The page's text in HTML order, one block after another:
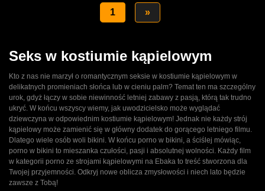
1 »
Seks w kostiumie kąpielowym
Kto z nas nie marzył o romantycznym seksie w kostiumie kąpielowym w
delikatnych promieniach słońca lub w cieniu palm? Temat ten ma szczególny
urok, gdyż łączy w sobie niewinność letniej zabawy z pasją, którą tak trudno
ukryć. W końcu wszyscy wiemy, jak uwodzicielsko może wyglądać
dziewczyna w odpowiednim kostiumie kąpielowym! Jednak nie każdy strój
kąpielowy może zamienić się w główny dodatek do gorącego letniego filmu.
Dlatego wiele osób woli bikini. W końcu porno w bikini, a ściślej mówiąc,
porno w bikini to mieszanka czułości, pasji i absolutnej wolności. Każdy film
w kategorii porno ze strojami kąpielowymi na Ebaka to treść stworzona dla
Twojej przyjemności. Odkryj nowe oblicza zmysłowości i niech lato będzie
zawsze z Tobą!